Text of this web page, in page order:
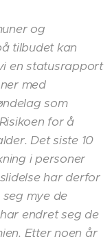
og
tilbudet kan
en statusrapport
med
som
for å
Det siste 10
i personer
har derfor
mye de
endret seg de
Etter noen år